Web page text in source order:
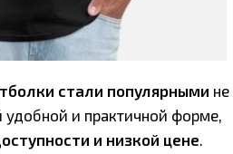
стали популярными не
удобной и практичной форме,
и низкой цене.